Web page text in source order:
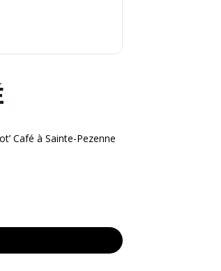
Café à Sainte-Pezenne